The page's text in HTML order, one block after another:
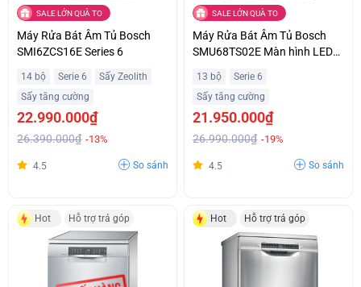
SALE LỚN QUÀ TO
Máy Rửa Bát Âm Tủ Bosch
SMI6ZCS16E Series 6
14 bộ Serie 6
Sấy Zeolith
Sấy tăng cường
22.990.000₫
26.390.000₫ -13%
4.5 So sánh
SALE LỚN QUÀ TO
Máy Rửa Bát Âm Tủ Bosch
SMU68TS02E Màn hình LED
Trợ Trả Góp
13 bộ
Serie 6
Sấy tăng cường
21.950.000₫
26.990.000₫ -19%
4.5 So sánh
Hot Hỗ trợ trả góp Hot Hỗ trợ trả góp